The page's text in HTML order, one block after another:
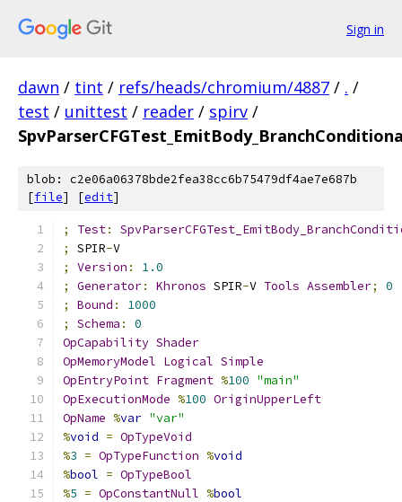
Sign in
dawn / tint / refs/heads/chromium/4887 / . /
test / unittest / reader / spirv /
blob: c2e06a06378bde2fea38cc6b75479df4ae7e687b
[file] [edit]
; Test:
;
SPIR-V
;
Version :
1.0
;
Generator: Khronos SPIR-V Tools Assembler;
0
;
Bound :
1000
;
Schema :
0
OpCapability Shader
OpMemoryModel Logical Simple
OpEntryPoint Fragment %100 "main"
OpExecutionMode %100 OriginUpperLeft
OpName %var "var"
%void = OpTypeVoid
%3 = OpTypeFunction %void
%bool = OpTypeBool
%5 = OpConstantNull %bool